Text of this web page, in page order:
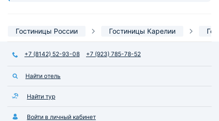
Гостиницы России Гостиницы Карелии
+7 (8142) 52-93-08 +7 (923) 785-78-52
Найти отель
Найти тур
Войти в личный кабинет